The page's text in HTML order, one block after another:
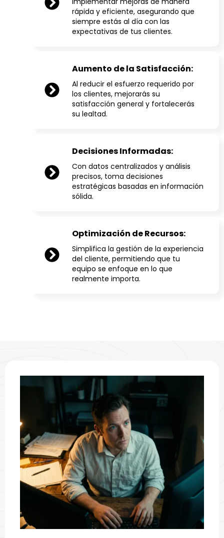
rápida y eficiente, asegurando que
siempre estás al día con las
expectativas de tus clientes.
Aumento de la Satisfacción:
Al reducir el esfuerzo requerido por
los clientes, mejorarás su
satisfacción general y fortalecerás
su lealtad.
Decisiones Informadas:
Con datos centralizados y análisis
precisos, toma decisiones
estratégicas basadas en información
sólida.
Optimización de Recursos:
Simplifica la gestión de la experiencia
del cliente, permitiendo que tu
equipo se enfoque en lo que
realmente importa.